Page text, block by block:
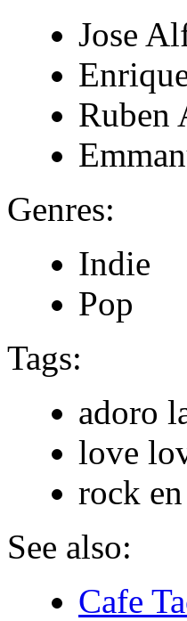
Jose
Ruben
Genres:
Indie
Pop
Tags:
adoro
love
rock
See also:
Cafe